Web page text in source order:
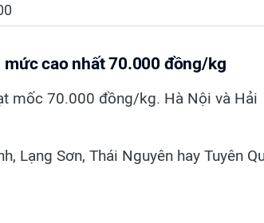
mức cao nhất 70.000 đồng/kg
mốc 70.000 đồng/kg. Hà Nội và Hải
Lạng Sơn, Thái Nguyên hay Tuyên